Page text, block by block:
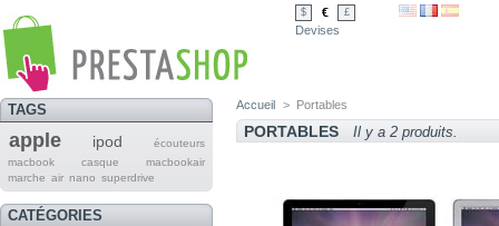
$ € £
Devises
TAGS
apple ipod
écouteurs
macbook
casque
macbookair
marche air nano superdrive
CATÉGORIES
Accueil > Portables
PORTABLES Il y a 2 produits.